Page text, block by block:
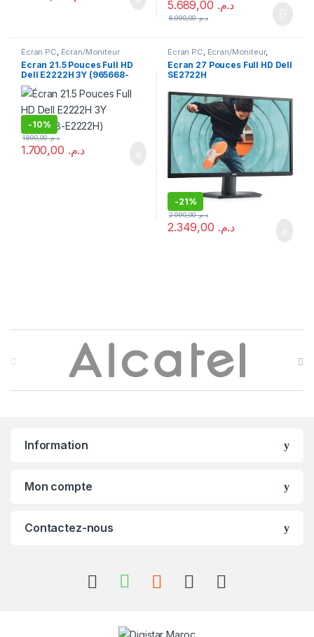
د.م.
د.م.6.990,00
Écran PC, Écran/Moniteur
Écran 21.5 Pouces Full HD
Dell E2222H 3Y (965668-
E2222H)
-10%
د.م.
د.م.1.890,00
Écran PC, Écran/Moniteur,
Périphérique
Écran 27 Pouces Full HD Dell
SE2722H
-21%
د.م.
د.م.2.990,00
Information
Mon compte
Contactez-nous